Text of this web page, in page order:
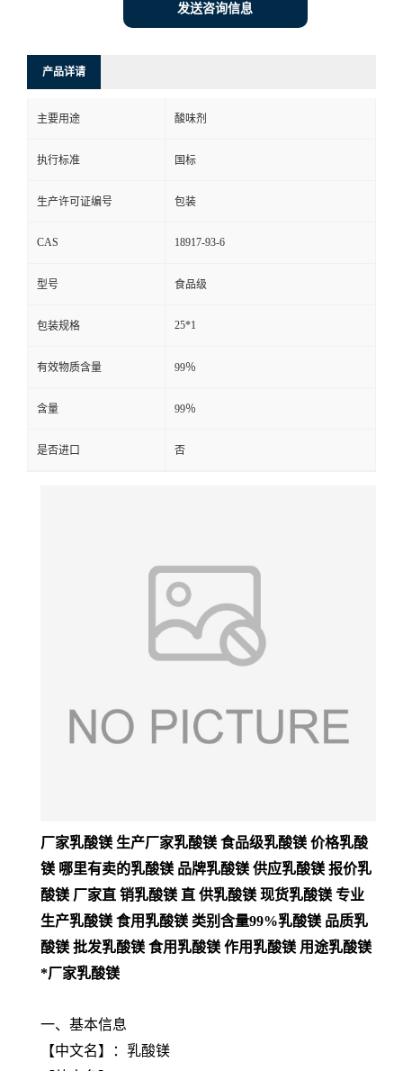
发送咨询信息
产品详请
主要用途 酸味剂
执行标准 国标
生产许可证编号 包装
CAS 18917-93-6
型号 食品级
包装规格 25*1
有效物质含量 99％
含量 99％
是否进口 否
厂家乳酸镁 生产厂家乳酸镁 食品级乳酸镁 价格乳酸
镁 哪里有卖的乳酸镁 品牌乳酸镁 供应乳酸镁 报价乳
酸镁 厂家直 销乳酸镁 直 供乳酸镁 现货乳酸镁 专业
生产乳酸镁 食用乳酸镁 类别含量99%乳酸镁 品质乳
酸镁 批发乳酸镁 食用乳酸镁 作用乳酸镁 用途乳酸镁
*厂家乳酸镁
一、基本信息
【中文名】：乳酸镁